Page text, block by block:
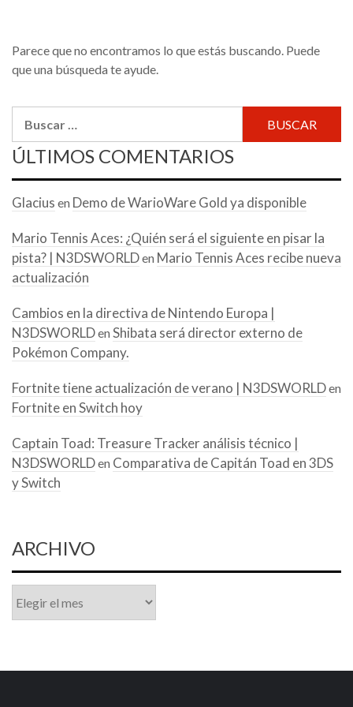
Parece que no encontramos lo que estás buscando. Puede
que una búsqueda te ayude.
ÚLTIMOS COMENTARIOS
Glacius en Demo de WarioWare Gold ya disponible
Mario Tennis Aces: ¿Quién será el siguiente en pisar la
pista? | N3DSWORLDen Mario Tennis Aces recibe nueva
actualización
Cambios en la directiva de Nintendo Europa |
N3DSWORLDen Shibata será director externo de
Pokémon Company.
Fortnite tiene actualización de verano | N3DSWORLDen
Fortnite en Switch hoy
Captain Toad: Treasure Tracker análisis técnico |
N3DSWORLDen Comparativa de Capitán Toad en 3DS
y Switch
ARCHIVO